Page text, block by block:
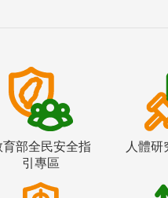
育部全民安全指
引專區
人體